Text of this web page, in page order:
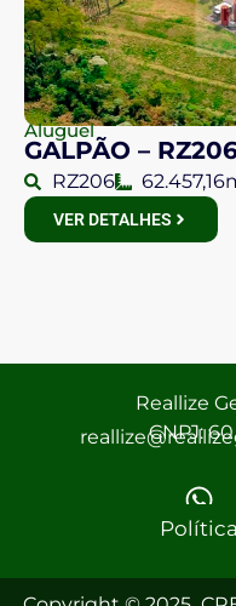
Aluguel
GALPÃO –
RZ206
VER DETALHES
Reallize
CNPJ: